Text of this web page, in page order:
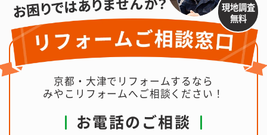
現地調査
無料
京都・大津でリフォームするなら
みやこリフォームへご相談ください！
お電話のご相談